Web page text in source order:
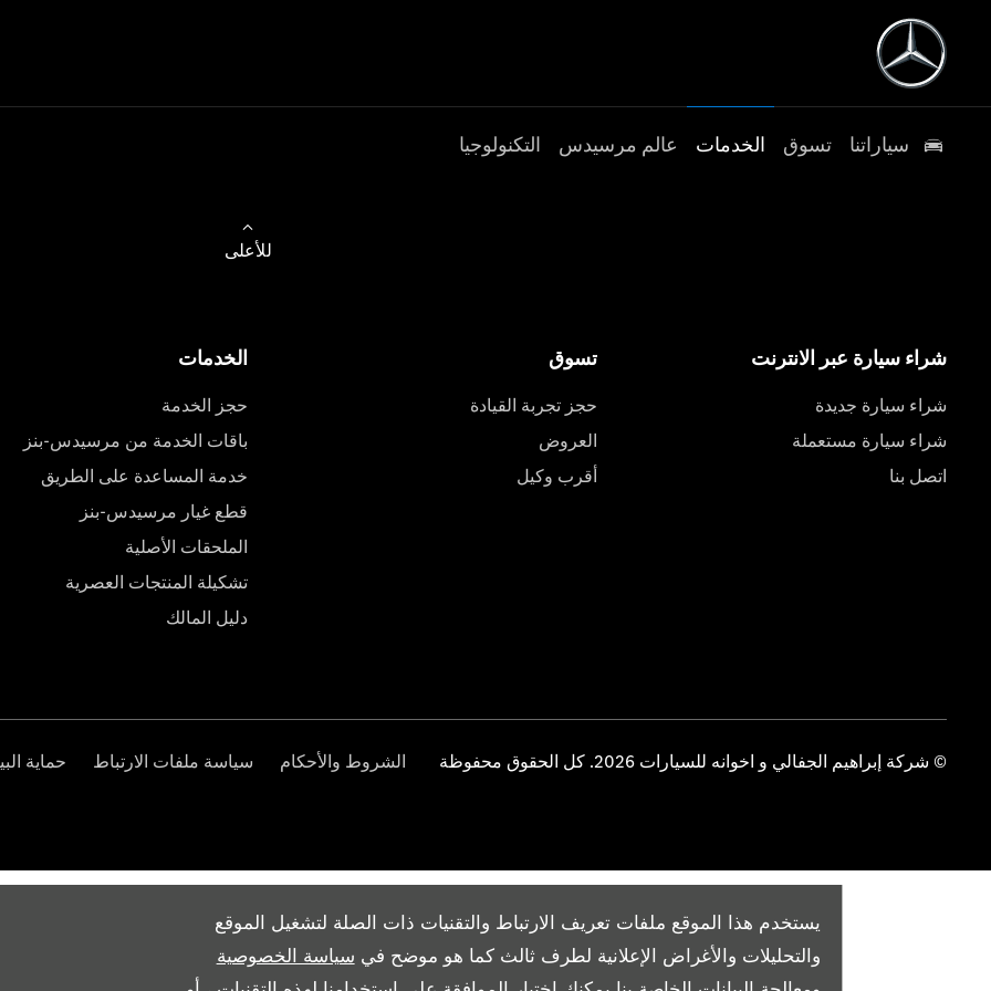
يستخدم هذا الموقع ملفات تعريف الارتباط والتقنيات ذات الصلة لتشغيل الموقع
والتحليلات والأغراض الإعلانية لطرف ثالث كما هو موضح في سياسة الخصوصية
سياراتنا تسوق الخدمات عالم مرسيدس التكنولوجيا
للأعلى
شراء سيارة عبر الانترنت
شراء سيارة جديدة
شراء سيارة مستعملة
اتصل بنا
تسوق
حجز تجربة القيادة
العروض
أقرب وكيل
الخدمات
حجز الخدمة
باقات الخدمة من مرسيدس-بنز
خدمة المساعدة على الطريق
قطع غيار مرسيدس-بنز
الملحقات الأصلية
تشكيلة المنتجات العصرية
دليل المالك
© شركة إبراهيم الجفالي و اخوانه للسيارات 2026. كل الحقوق محفوظة الشروط والأحكام سياسة ملفات الارتباط حماية